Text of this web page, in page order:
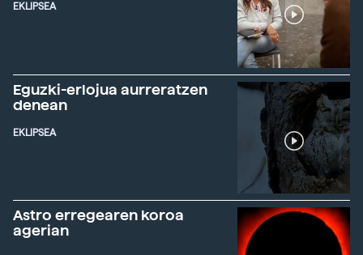
EKLIPSEA
Eguzki-erlojua aurreratzen
denean
EKLIPSEA
Astro erregearen koroa
agerian